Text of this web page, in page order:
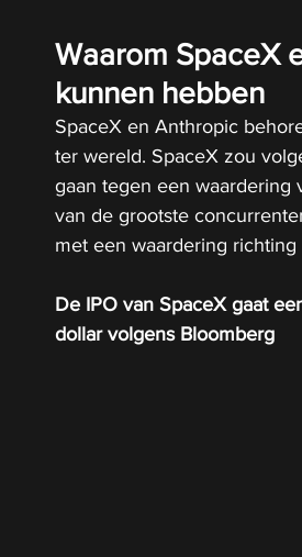
Waarom SpaceX
kunnen hebben
SpaceX en Anthropic
ter wereld. SpaceX zou
gaan tegen een waardering
van de grootste
met een waardering
De IPO van SpaceX gaat
dollar volgens Bloomberg